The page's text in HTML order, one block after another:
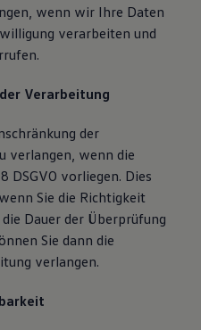
wenn wir Ihre Daten
verarbeiten und
Verarbeitung
der
verlangen, wenn die
DSGVO vorliegen. Dies
Sie die Richtigkeit
Dauer der Überprüfung
Sie dann die
verlangen.